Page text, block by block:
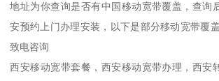
地址为你查询是否有中国移动宽带覆盖，查询
安预约上门办理安装，以下是部分移动宽带覆
致电咨询
西安移动宽带套餐，西安移动宽带办理，西安